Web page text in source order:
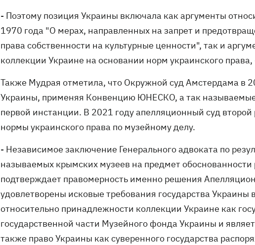
- Поэтому позиция Украины включала как аргументы
1970 года "О мерах, направленных на запрет и
права собственности на культурные ценности", так и
коллекции Украине на основании норм украинского
Также Мудрая отметила, что Окружной суд Амстердама в
Украины, применяя Конвенцию ЮНЕСКО, а так
первой инстанции. В 2021 году апелляционный суд
нормы украинского права по музейному делу.
- Независимое заключение Генерального адвоката по
называемых крымских музеев на предмет
подтверждает правомерность именно решения
удовлетворены исковые требования государства
относительно принадлежности коллекции Украине как
государственной части Музейного фонда Украины и
также право Украины как суверенного государства